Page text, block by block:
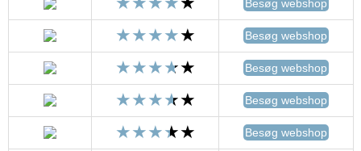
Besøg webshop
Besøg webshop
Besøg webshop
Besøg webshop
Besøg webshop